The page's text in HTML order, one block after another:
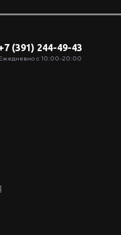
(391) 244-49-43
Ежедневно с 10:00‒20:00